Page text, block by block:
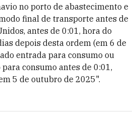
no porto de abastecimento e
final de transporte antes de
antes de 0:01, hora do
depois desta ordem (em 6 de
entrada para consumo ou
consumo antes de 0:01,
5 de outubro de 2025".